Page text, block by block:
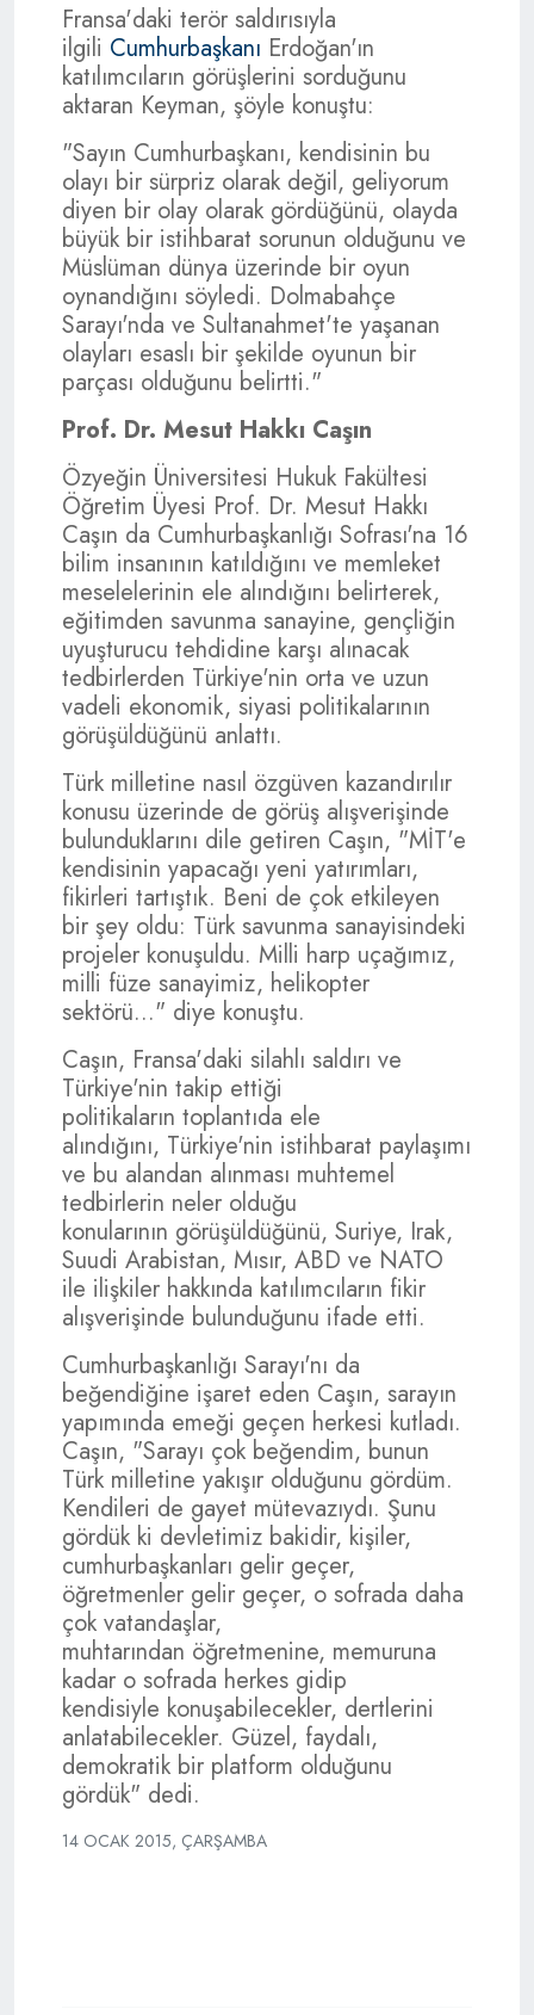
Fransa'daki terör saldırısıyla
ilgili Cumhurbaşkanı Erdoğan'ın
katılımcıların görüşlerini sorduğunu
aktaran Keyman, şöyle konuştu:
"Sayın Cumhurbaşkanı, kendisinin bu
olayı bir sürpriz olarak değil, geliyorum
diyen bir olay olarak gördüğünü, olayda
büyük bir istihbarat sorunun olduğunu ve
Müslüman dünya üzerinde bir oyun
oynandığını söyledi. Dolmabahçe
Sarayı'nda ve Sultanahmet'te yaşanan
olayları esaslı bir şekilde oyunun bir
parçası olduğunu belirtti."
Prof. Dr. Mesut Hakkı Caşın
Özyeğin Üniversitesi Hukuk Fakültesi
Öğretim Üyesi Prof. Dr. Mesut Hakkı
Caşın da Cumhurbaşkanlığı Sofrası'na 16
bilim insanının katıldığını ve memleket
meselelerinin ele alındığını belirterek,
eğitimden savunma sanayine, gençliğin
uyuşturucu tehdidine karşı alınacak
tedbirlerden Türkiye'nin orta ve uzun
vadeli ekonomik, siyasi politikalarının
görüşüldüğünü anlattı.
Türk milletine nasıl özgüven kazandırılır
konusu üzerinde de görüş alışverişinde
bulunduklarını dile getiren Caşın, "MİT'e
kendisinin yapacağı yeni yatırımları,
fikirleri tartıştık. Beni de çok etkileyen
bir şey oldu: Türk savunma sanayisindeki
projeler konuşuldu. Milli harp uçağımız,
milli füze sanayimiz, helikopter
sektörü..." diye konuştu.
Caşın, Fransa'daki silahlı saldırı ve
Türkiye'nin takip ettiği
politikaların toplantıda ele
alındığını, Türkiye'nin istihbarat paylaşımı
ve bu alandan alınması muhtemel
tedbirlerin neler olduğu
konularının görüşüldüğünü, Suriye, Irak,
Suudi Arabistan, Mısır, ABD ve NATO
ile ilişkiler hakkında katılımcıların fikir
alışverişinde bulunduğunu ifade etti.
Cumhurbaşkanlığı Sarayı'nı da
beğendiğine işaret eden Caşın, sarayın
yapımında emeği geçen herkesi kutladı.
Caşın, "Sarayı çok beğendim, bunun
Türk milletine yakışır olduğunu gördüm.
Kendileri de gayet mütevazıydı. Şunu
gördük ki devletimiz bakidir, kişiler,
cumhurbaşkanları gelir geçer,
öğretmenler gelir geçer, o sofrada daha
çok vatandaşlar,
muhtarından öğretmenine, memuruna
kadar o sofrada herkes gidip
kendisiyle konuşabilecekler, dertlerini
anlatabilecekler. Güzel, faydalı,
demokratik bir platform olduğunu
gördük" dedi.
14 OCAK 2015, ÇARŞAMBA